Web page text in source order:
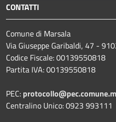
CONTATTI
Comune di Marsala
Via Giuseppe Garibaldi, 47 -
Codice Fiscale: 00139550818
Partita IVA: 00139550818
PEC:
Centralino Unico: 0923 993111